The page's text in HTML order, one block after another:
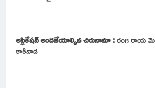
అప్లికేషన్ అందజేయాల్సిన చిరునామా :రంగ రాయ
కాకినాడ